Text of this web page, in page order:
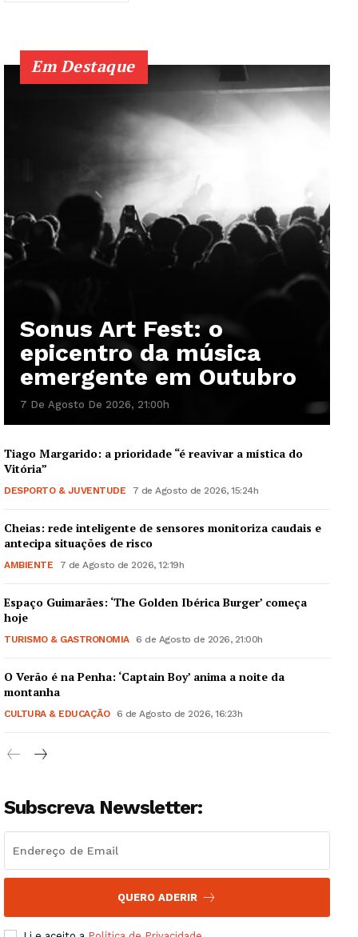
Guimarães, agora!
Institucional
Artigos
Edição Digital
Grande Entrevista
Em Destaque
Sonus Art Fest: o
epicentro da música
emergente em Outubro
7 De Agosto De 2026, 21:00h
Tiago Margarido: a prioridade “é reavivar a mística do
Vitória”
DESPORTO & JUVENTUDE 7 de Agosto de 2026, 15:24h
Cheias: rede inteligente de sensores monitoriza caudais e
antecipa situações de risco
AMBIENTE 7 de Agosto de 2026, 12:19h
Espaço Guimarães: ‘The Golden Ibérica Burger’ começa
hoje
TURISMO & GASTRONOMIA 6 de Agosto de 2026, 21:00h
O Verão é na Penha: ‘Captain Boy’ anima a noite da
montanha
CULTURA & EDUCAÇÃO 6 de Agosto de 2026, 16:23h
Subscreva Newsletter:
QUERO ADERIR